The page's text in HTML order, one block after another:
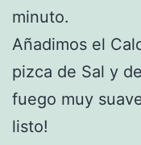
minuto.
Añadimos el
pizca de Sal y
fuego muy
listo!